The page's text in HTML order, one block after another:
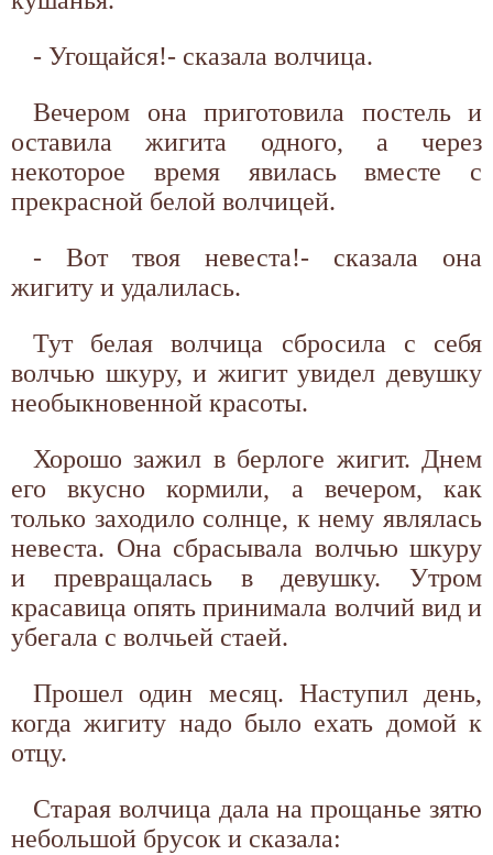
- Угощайся!- сказала волчица.
Вечером она приготовила постель и
оставила жигита одного, а через
некоторое время явилась вместе с
прекрасной белой волчицей.
- Вот твоя невеста!- сказала она
жигиту и удалилась.
Тут белая волчица сбросила с себя
волчью шкуру, и жигит увидел девушку
необыкновенной красоты.
Хорошо зажил в берлоге жигит. Днем
его вкусно кормили, а вечером, как
только заходило солнце, к нему являлась
невеста. Она сбрасывала волчью шкуру
и превращалась в девушку. Утром
красавица опять принимала волчий вид и
убегала с волчьей стаей.
Прошел один месяц. Наступил день,
когда жигиту надо было ехать домой к
отцу.
Старая волчица дала на прощанье зятю
небольшой брусок и сказала: